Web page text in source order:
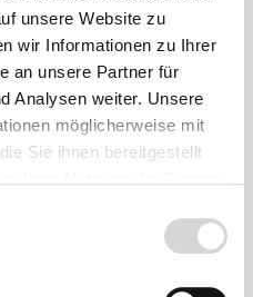
unsere Website zu
wir Informationen zu Ihrer
an unsere Partner für
Analysen weiter. Unsere
möglicherweise mit
Sie ihnen bereitgestellt